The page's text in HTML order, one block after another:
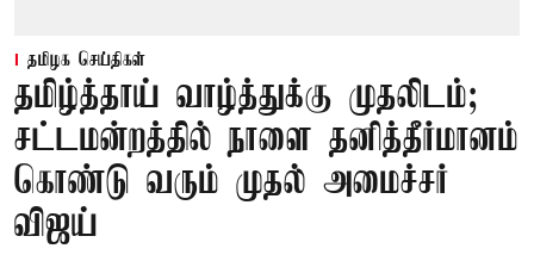
தமிழக செய்திகள்
தமிழ்த்தாய் வாழ்த்துக்கு முதலிடம்;
சட்டமன்றத்தில் நாளை தனித்தீர்மானம்
கொண்டு வரும் முதல் அமைச்சர்
விஜய்